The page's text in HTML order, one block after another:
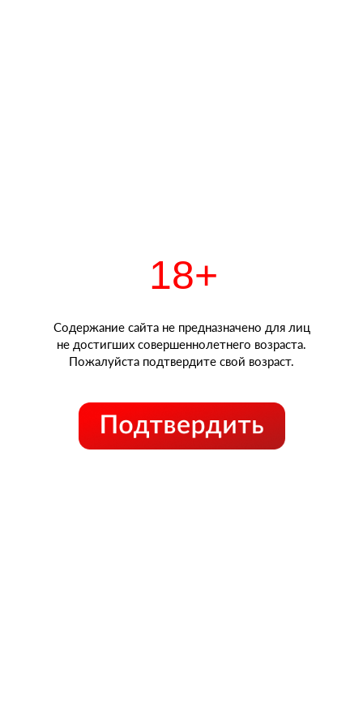
Содержание сайта не предназначено для лиц
не достигших совершеннолетнего возраста.
Пожалуйста подтвердите свой возраст.
18+